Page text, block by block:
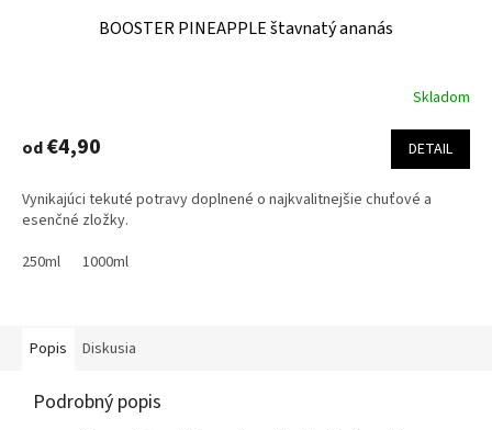
BOOSTER PINEAPPLE štavnatý ananás
produktu
z
5
Skladom
od€4,90 DETAIL
Vynikajúci tekuté potravy doplnené o najkvalitnejšie chuťové a
esenčné zložky.
250ml
1000ml
Popis Diskusia
Podrobný popis